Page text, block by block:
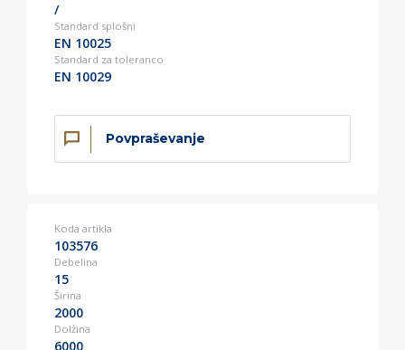
/
Standard splošni
EN 10025
Standard za toleranco
EN 10029
Povpraševanje
Koda artikla
103576
Debelina
15
Širina
2000
Dolžina
6000